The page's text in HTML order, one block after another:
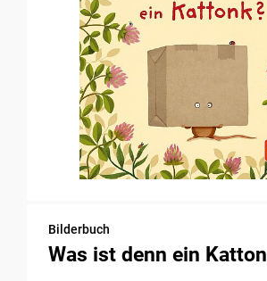
Bilderbuch
Was ist denn ein